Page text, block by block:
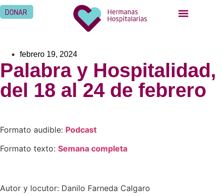
DONAR
febrero 19, 2024
Palabra y Hospitalidad,
del 18 al 24 de febrero
Formato audible: Podcast
Formato texto: Semana completa
Autor y locutor: Danilo Farneda Calgaro